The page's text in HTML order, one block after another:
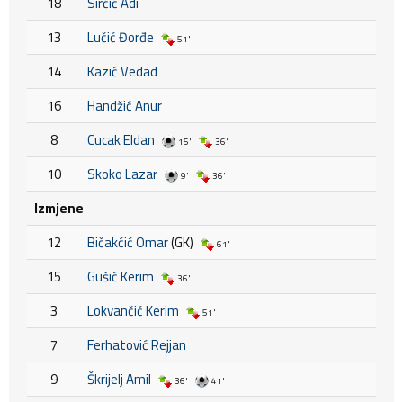
13
Lučić Đorđe 51'
14
Kazić Vedad
16
Handžić Anur
8
Cucak Eldan 15' 36'
10 Skoko Lazar 9' 36'
Izmjene
12
Bičakćić Omar(GK) 61'
15 Gušić Kerim 36'
3 Lokvančić Kerim 51'
7
Ferhatović Rejjan
9
Škrijelj Amil 36' 41'